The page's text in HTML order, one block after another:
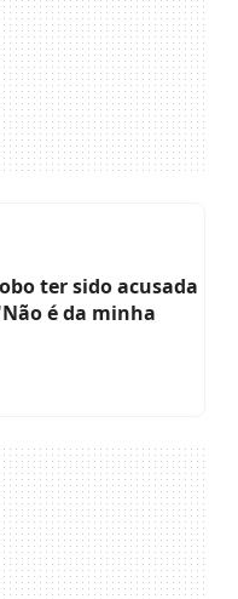
ter sido acusada
é da minha